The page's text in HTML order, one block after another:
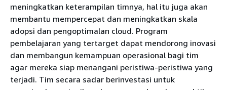
meningkatkan keterampilan timnya, hal itu juga akan
membantu mempercepat dan meningkatkan skala
adopsi dan pengoptimalan cloud. Program
pembelajaran yang tertarget dapat mendorong inovasi
dan membangun kemampuan operasional bagi tim
agar mereka siap menangani peristiwa-peristiwa yang
terjadi. Tim secara sadar berinvestasi untuk